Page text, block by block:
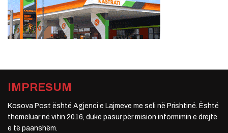
IMPRESUM
Kosova Post është Agjenci e Lajmeve me seli në Prishtinë. Është
themeluar në vitin 2016, duke pasur për mision informimin e drejtë
e të paanshëm.